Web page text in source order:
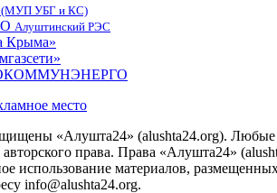
(МУП УБГ и КС)
Алуштинский РЭС
Крыма»
место
«Алушта24» (alushta24.org). Любые
права. Права «Алушта24»
использование материалов,
info@alushta24.org.